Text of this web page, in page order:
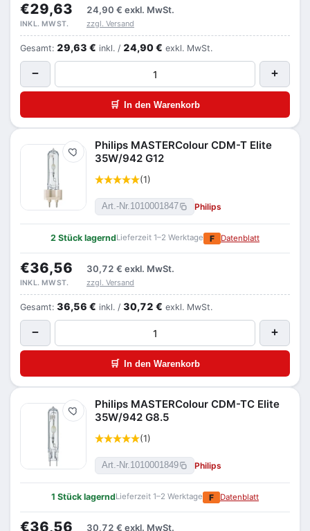
€29,63 24,90 € exkl. MwSt.
INKL. MWST. zzgl. Versand
Gesamt: 29,63 € inkl. / 24,90 € exkl. MwSt.
− +
🛒 In den Warenkorb
Merken
Philips MASTERColour CDM-T Elite
35W/942 G12
(1)
Art.-Nr.1010001847 Philips
2 Stück lagerndLieferzeit 1–2 Werktage F Datenblatt
€36,56 30,72 € exkl. MwSt.
INKL. MWST. zzgl. Versand
Gesamt: 36,56 € inkl. / 30,72 € exkl. MwSt.
− +
🛒 In den Warenkorb
Merken
Philips MASTERColour CDM-TC Elite
35W/942 G8.5
(1)
Art.-Nr.1010001849 Philips
1 Stück lagerndLieferzeit 1–2 Werktage F Datenblatt
€36,56 30,72 € exkl. MwSt.